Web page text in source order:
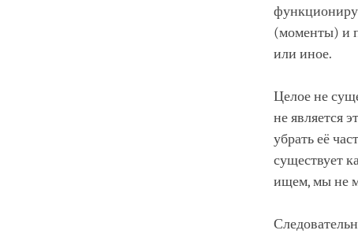
(моменты) и
или иное.
Целое не
не является
убрать её
существует
ищем, мы не